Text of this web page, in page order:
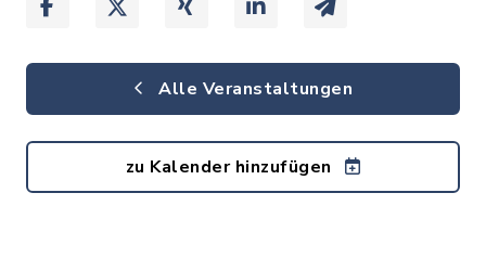
Alle Veranstaltungen
zu Kalender hinzufügen